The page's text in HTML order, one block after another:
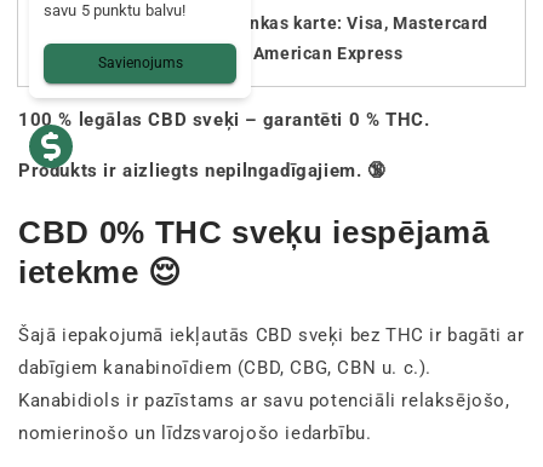
💳 Drošs
maksājums
Bankas karte: Visa, Mastercard
un American Express
100 % legālas CBD sveķi – garantēti 0 % THC.
Produkts ir aizliegts nepilngadīgajiem. 🔞
CBD 0% THC sveķu iespējamā
ietekme 😌
Šajā iepakojumā iekļautās CBD sveķi bez THC ir bagāti ar
dabīgiem kanabinoīdiem (CBD, CBG, CBN u. c.).
Kanabidiols ir pazīstams ar savu potenciāli relaksējošo,
nomierinošo un līdzsvarojošo iedarbību.
savu 5 punktu balvu!
Savienojums